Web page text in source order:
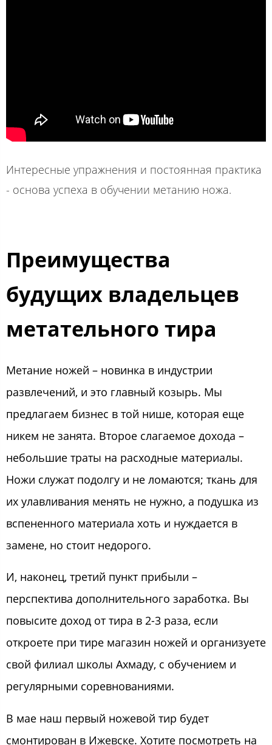
Интересные упражнения и постоянная практика
- основа успеха в обучении метанию ножа.
Преимущества
будущих владельцев
метательного тира
Метание ножей – новинка в индустрии
развлечений, и это главный козырь. Мы
предлагаем бизнес в той нише, которая еще
никем не занята. Второе слагаемое дохода –
небольшие траты на расходные материалы.
Ножи служат подолгу и не ломаются; ткань для
их улавливания менять не нужно, а подушка из
вспененного материала хоть и нуждается в
замене, но стоит недорого.
И, наконец, третий пункт прибыли –
перспектива дополнительного заработка. Вы
повысите доход от тира в 2-3 раза, если
откроете при тире магазин ножей и организуете
свой филиал школы Ахмаду, с обучением и
регулярными соревнованиями.
В мае наш первый ножевой тир будет
смонтирован в Ижевске. Хотите посмотреть на